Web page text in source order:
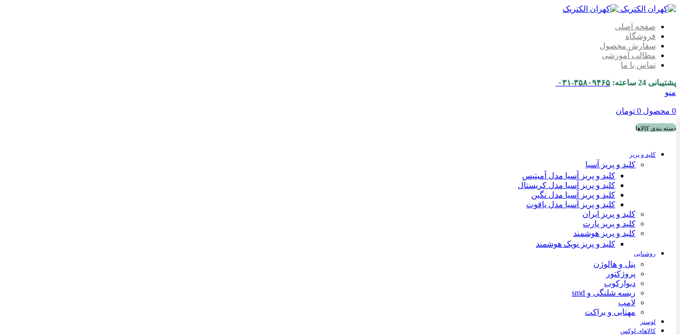
صفحه اصلی
فروشگاه
سفارش محصول
مطالب آموزشی
تماس با ما
پشتیبانی 24 ساعته:
۳۵۸۰۹۴۶۵-۰۳۱
منو
0 محصول 0 تومان
دسته بندی کالاها
کلید و پریز
کلید و پریز آسیا
کلید و پریز آسیا مدل آمیتیس
کلید و پریز آسیا مدل کریستال
کلید و پریز آسیا مدل نگین
کلید و پریز آسیا مدل یاقوت
کلید و پریز ایران
کلید و پریز پارت
کلید و پریز هوشمند
کلید و پریز نویک هوشمند
روشنایی
پنل و هالوژن
پروژکتور
دیوارکوب
ریسه شلنگی و smd
لامپ
مهتابی و براکت
لوستر
کالاهای لوکس